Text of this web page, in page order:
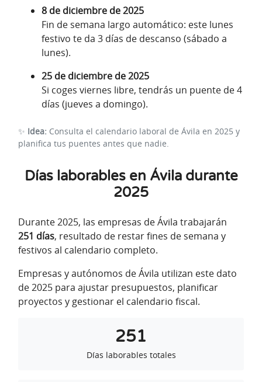
8 de diciembre de 2025
Fin de semana largo automático: este lunes
festivo te da 3 días de descanso (sábado a
lunes).
25 de diciembre de 2025
Si coges viernes libre, tendrás un puente de 4
días (jueves a domingo).
✨ Idea: Consulta el calendario laboral de Ávila en 2025 y
planifica tus puentes antes que nadie.
Días laborables en Ávila durante
2025
Durante 2025, las empresas de Ávila trabajarán
251 días, resultado de restar fines de semana y
festivos al calendario completo.
Empresas y autónomos de Ávila utilizan este dato
de 2025 para ajustar presupuestos, planificar
proyectos y gestionar el calendario fiscal.
251
Días laborables totales